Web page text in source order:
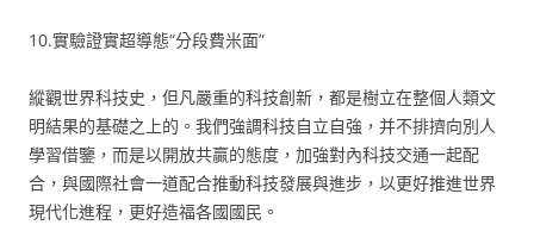
10.實驗證實超導態“分段費米面”
縱觀世界科技史，但凡嚴重的科技創新，都是樹立在整個人類文
明結果的基礎之上的。我們強調科技自立自強，并不排擠向別人
學習借鑒，而是以開放共贏的態度，加強對內科技交通一起配
合，與國際社會一道配合推動科技發展與進步，以更好推進世界
現代化進程，更好造福各國國民。